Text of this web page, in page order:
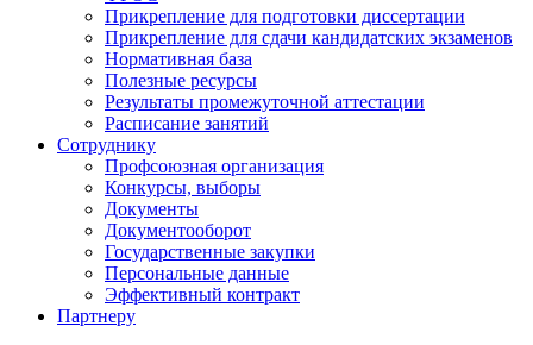
Прикрепление для подготовки диссертации
Прикрепление для сдачи кандидатских экзаменов
Нормативная база
Полезные ресурсы
Результаты промежуточной аттестации
Расписание занятий
Сотруднику
Профсоюзная организация
Конкурсы, выборы
Документы
Документооборот
Государственные закупки
Персональные данные
Эффективный контракт
Партнеру